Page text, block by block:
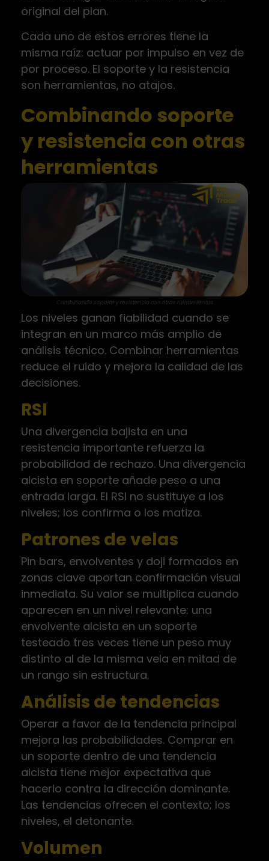
original del plan.
Cada uno de estos errores tiene la
misma raíz: actuar por impulso en vez de
por proceso. El soporte y la resistencia
son herramientas, no atajos.
Combinando soporte
y resistencia con otras
herramientas
Combinando soporte y resistencia con otras herramientas
Los niveles ganan fiabilidad cuando se
integran en un marco más amplio de
análisis técnico. Combinar herramientas
reduce el ruido y mejora la calidad de las
decisiones.
RSI
Una divergencia bajista en una
resistencia importante refuerza la
probabilidad de rechazo. Una divergencia
alcista en soporte añade peso a una
entrada larga. El RSI no sustituye a los
niveles; los confirma o los matiza.
Patrones de velas
Pin bars, envolventes y doji formados en
zonas clave aportan confirmación visual
inmediata. Su valor se multiplica cuando
aparecen en un nivel relevante: una
envolvente alcista en un soporte
testeado tres veces tiene un peso muy
distinto al de la misma vela en mitad de
un rango sin estructura.
Análisis de tendencias
Operar a favor de la tendencia principal
mejora las probabilidades. Comprar en
un soporte dentro de una tendencia
alcista tiene mejor expectativa que
hacerlo contra la dirección dominante.
Las tendencias ofrecen el contexto; los
niveles, el detonante.
Volumen